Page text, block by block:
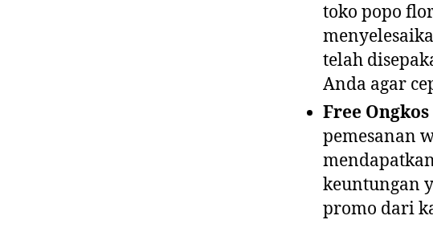
toko popo
telah
Anda agar
Free
pemesanan
keuntungan
promo dari